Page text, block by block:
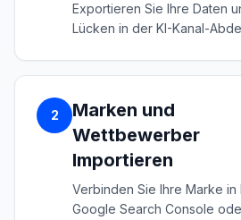
Exportieren Sie Ihre Daten
Lücken in der KI-Kanal-
2
Marken und
Wettbewerber
Importieren
Verbinden Sie Ihre Marke
Google Search Console